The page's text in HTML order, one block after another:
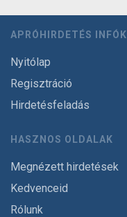
APRÓHIRDETÉS INFÓK
Nyitólap
Regisztráció
Hirdetésfeladás
HASZNOS OLDALAK
Megnézett hirdetések
Kedvenceid
Rólunk